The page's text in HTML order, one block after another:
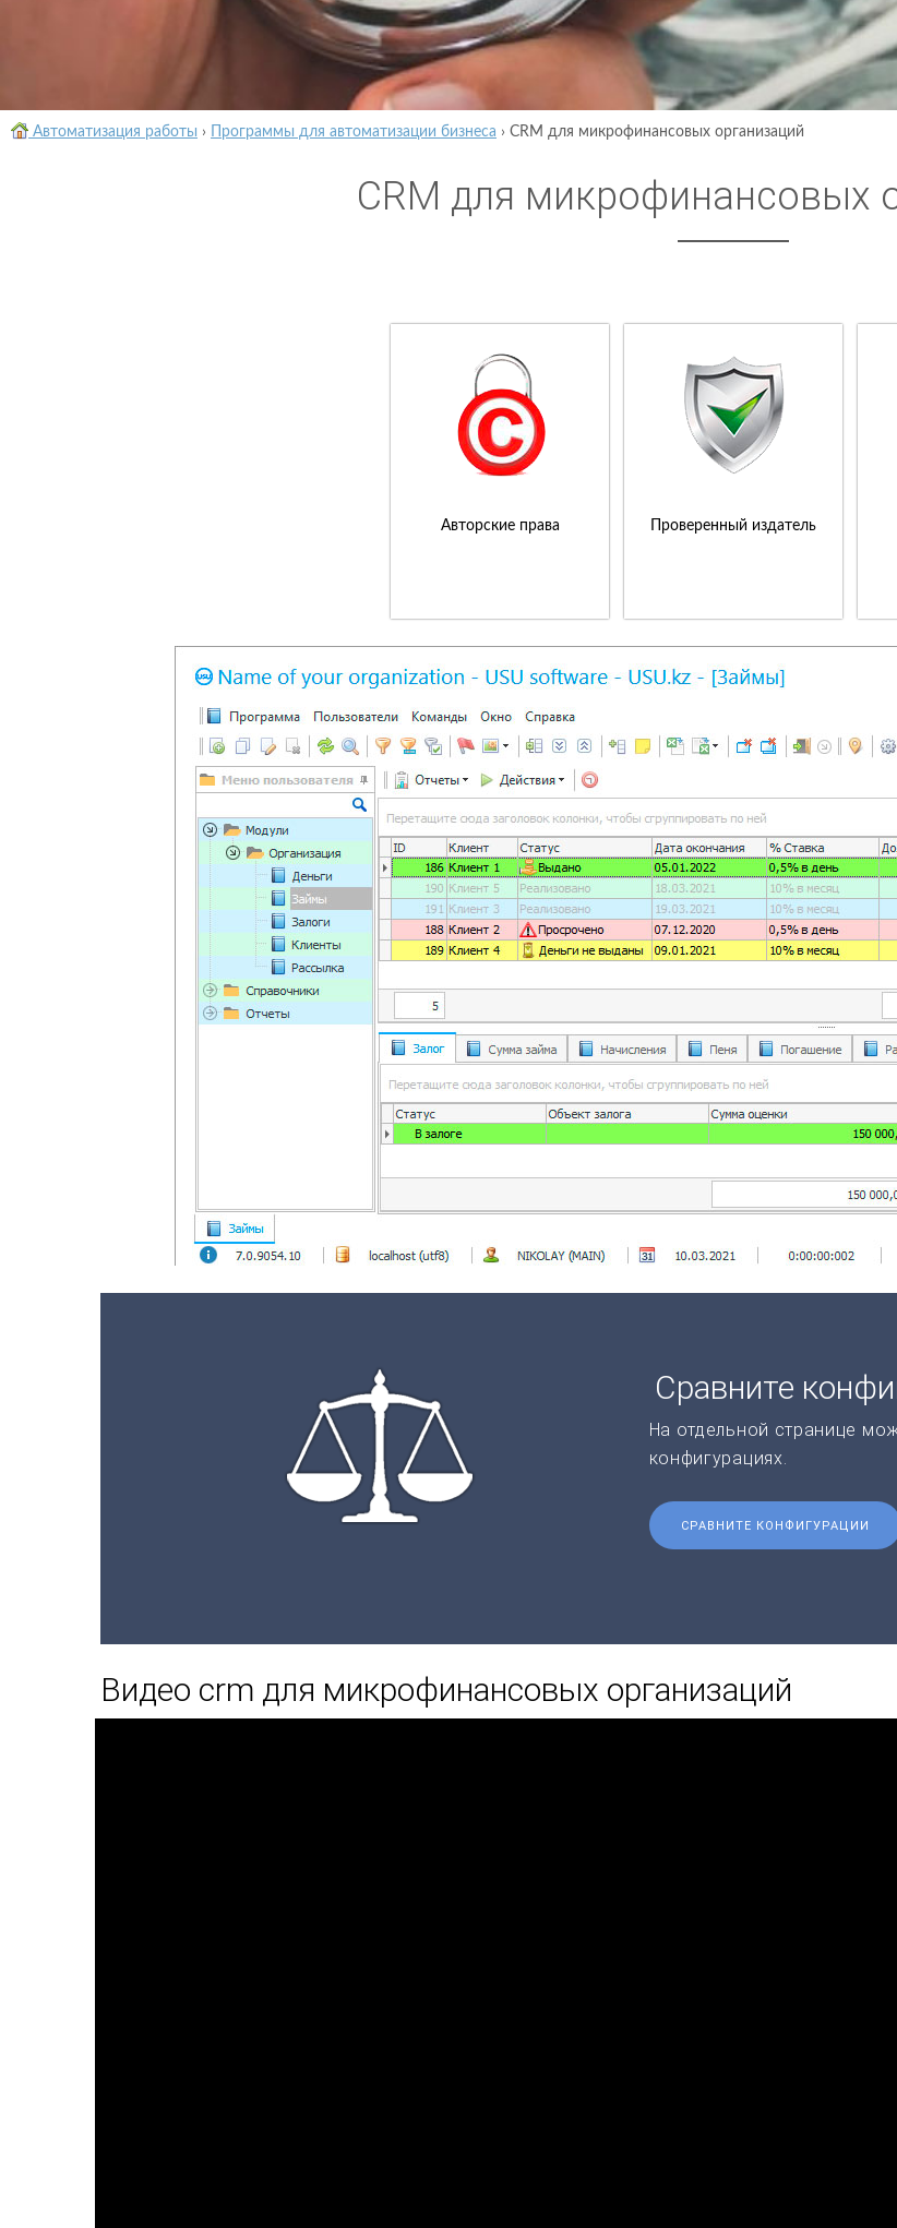
Автоматизация работы › Программы для автоматизации бизнеса › CRM для микрофинансовых организаций
CRM для микрофинансовых
Авторские права Проверенный издатель
Сравните
На отдельной странице
конфигурациях.
СРАВНИТЕ КОНФИГУРАЦИИ
Видео crm для микрофинансовых организаций